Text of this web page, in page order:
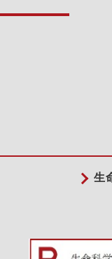
生